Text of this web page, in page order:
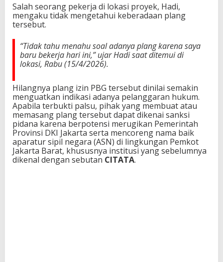
Salah seorang pekerja di lokasi proyek, Hadi,
mengaku tidak mengetahui keberadaan plang
tersebut.
“Tidak tahu menahu soal adanya plang karena saya
baru bekerja hari ini,” ujar Hadi saat ditemui di
lokasi, Rabu (15/4/2026).
Hilangnya plang izin PBG tersebut dinilai semakin
menguatkan indikasi adanya pelanggaran hukum.
Apabila terbukti palsu, pihak yang membuat atau
memasang plang tersebut dapat dikenai sanksi
pidana karena berpotensi merugikan Pemerintah
Provinsi DKI Jakarta serta mencoreng nama baik
aparatur sipil negara (ASN) di lingkungan Pemkot
Jakarta Barat, khususnya institusi yang sebelumnya
dikenal dengan sebutan CITATA.